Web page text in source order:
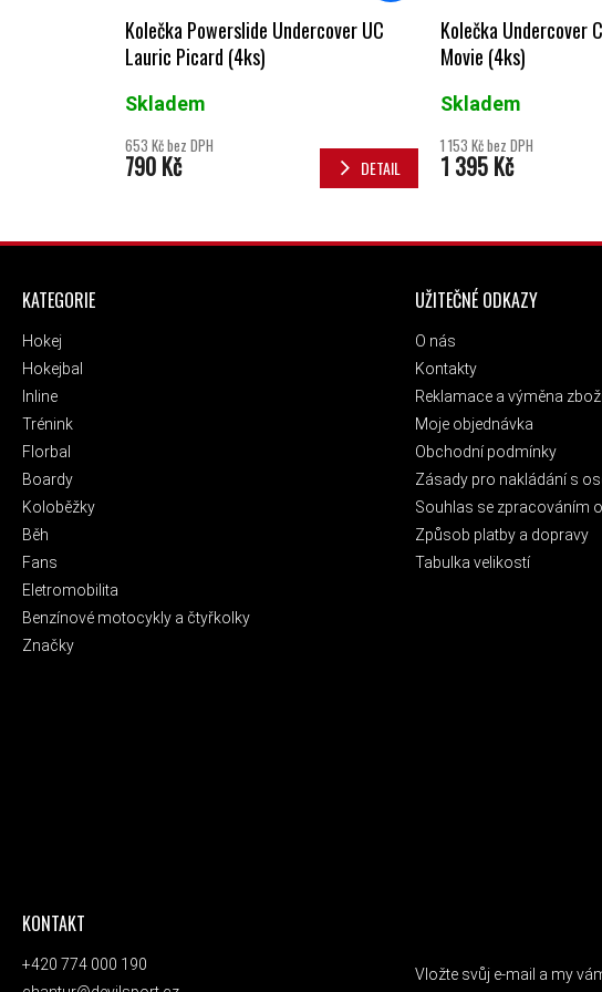
Kolečka Powerslide Undercover UC
Lauric Picard (4ks)
Skladem
653 Kč bez DPH
790 Kč DETAIL
Kolečka Undercover
Movie (4ks)
Skladem
1 153 Kč bez DPH
1 395 Kč
ZÁPATÍ
KATEGORIE
Hokej
Hokejbal
Inline
Trénink
Florbal
Boardy
Koloběžky
Běh
Fans
Eletromobilita
Benzínové motocykly a čtyřkolky
Značky
UŽITEČNÉ ODKAZY
O nás
Kontakty
Reklamace a výměna
Moje objednávka
Obchodní podmínky
Zásady pro nakládání s
Souhlas se zpracováním
Způsob platby a dopravy
Tabulka velikostí
KONTAKT
+420 774 000 190
Vložte svůj e-mail a my